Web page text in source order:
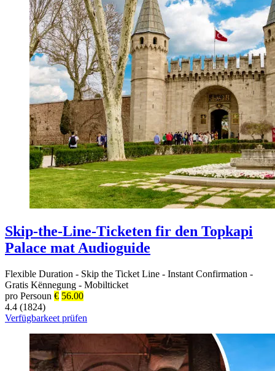
Skip-the-Line-Ticketen fir den Topkapi
Palace mat Audioguide
Flexible Duration - Skip the Ticket Line - Instant Confirmation -
Gratis Kënnegung - Mobilticket
pro Persoun € 56.00
4.4 (1824)
Verfügbarkeet prüfen